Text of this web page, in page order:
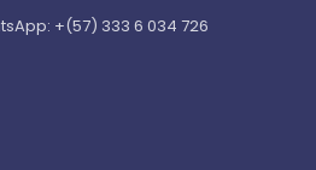
+(57) 333 6 034 726